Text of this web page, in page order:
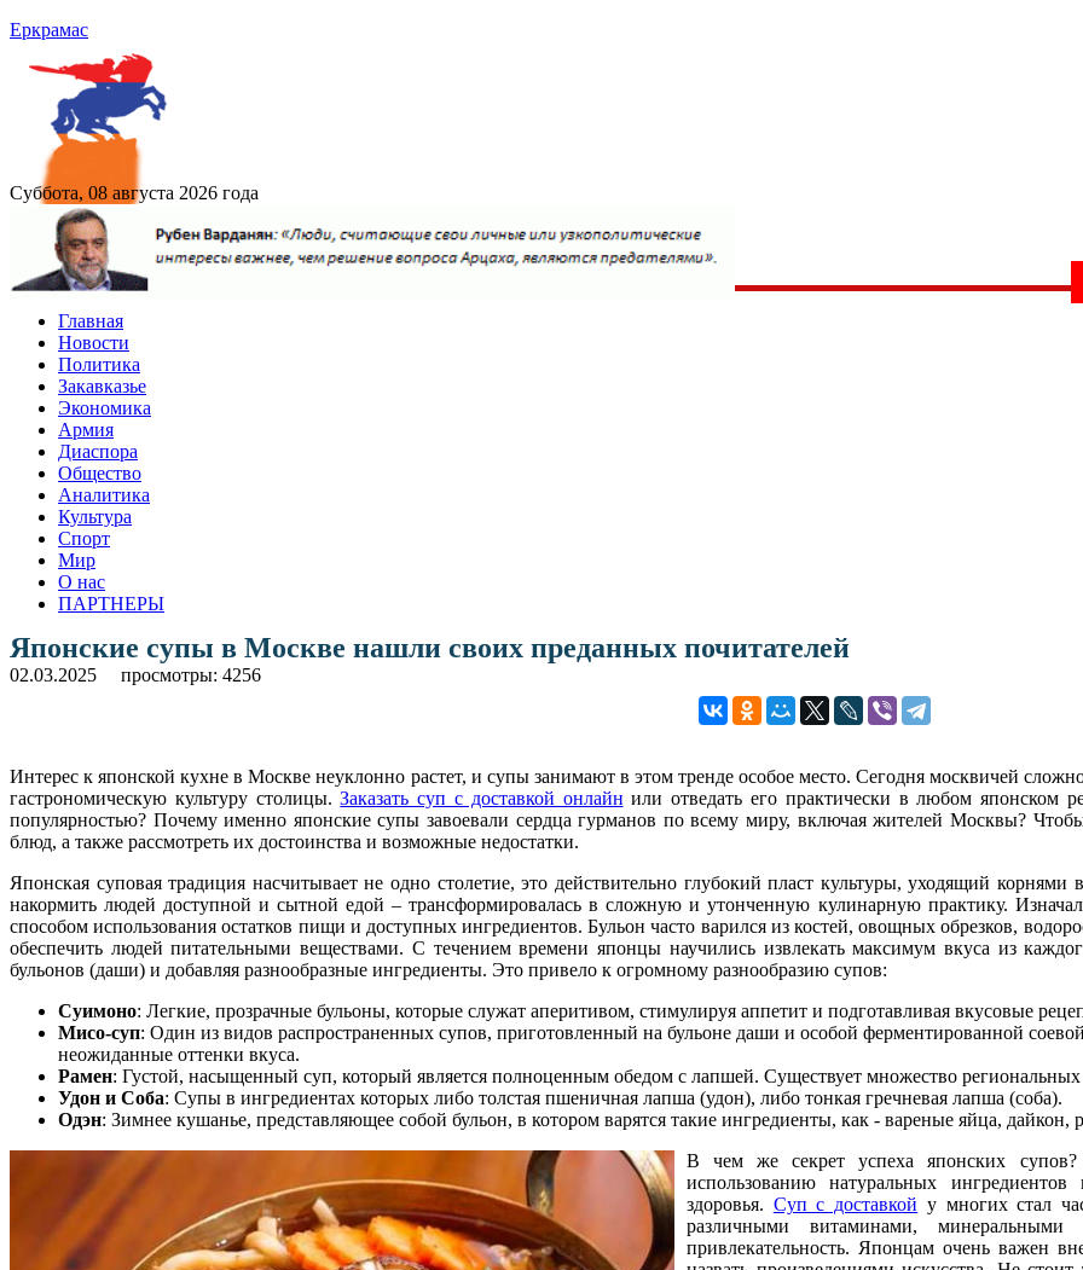
Еркрамас
Суббота, 08 августа 2026 года
Главная
Новости
Политика
Закавказье
Экономика
Армия
Диаспора
Общество
Аналитика
Культура
Спорт
Мир
О нас
ПАРТНЕРЫ
Японские супы в Москве нашли своих преданных почитателей
02.03.2025 просмотры: 4256
Интерес к японской кухне в Москве неуклонно растет, и супы занимают в этом тренде особое место. Сегодня москвичей
гастрономическую культуру столицы.Заказать суп с доставкой онлайн или отведать его практически в любом японском
популярностью? Почему именно японские супы завоевали сердца гурманов по всему миру, включая жителей Москвы?
блюд, а также рассмотреть их достоинства и возможные недостатки.
Японская суповая традиция насчитывает не одно столетие, это действительно глубокий пласт культуры, уходящий
накормить людей доступной и сытной едой – трансформировалась в сложную и утонченную кулинарную практику.
способом использования остатков пищи и доступных ингредиентов. Бульон часто варился из костей, овощных обрезков,
обеспечить людей питательными веществами. С течением времени японцы научились извлекать максимум вкуса из
бульонов (даши) и добавляя разнообразные ингредиенты. Это привело к огромному разнообразию супов:
Суимоно: Легкие, прозрачные бульоны, которые служат аперитивом, стимулируя аппетит и подготавливая вкусовые
Мисо-суп: Один из видов распространенных супов, приготовленный на бульоне даши и особой ферментированной
неожиданные оттенки вкуса.
Рамен: Густой, насыщенный суп, который является полноценным обедом с лапшей. Существует множество
Удон и Соба: Супы в ингредиентах которых либо толстая пшеничная лапша (удон), либо тонкая гречневая лапша (соба).
Одэн: Зимнее кушанье, представляющее собой бульон, в котором варятся такие ингредиенты, как - вареные яйца, дайкон,
В чем же секрет успеха японских
использованию натуральных
здоровья. Суп с доставкой у многих стал
различными витаминами, минеральными
привлекательность. Японцам очень важен